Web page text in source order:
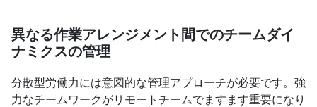
異なる作業アレンジメント間でのチームダイ
ナミクスの管理
分散型労働力には意図的な管理アプローチが必要です。強
力なチームワークがリモートチームでますます重要になり